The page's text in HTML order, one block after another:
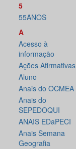
5
55ANOS
A
Acesso à
informação
Ações Afirmativas
Aluno
Anais do OCMEA
Anais do
SEPEDOQUI
ANAIS EDaPECI
Anais Semana
Geografia